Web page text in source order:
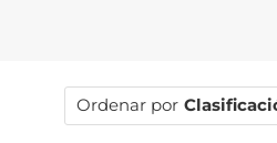
Ordenar por